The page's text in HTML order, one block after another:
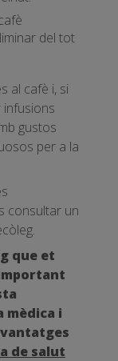
del tot
al cafè i, si
gustos
per a la
consultar un
que et
mèdica i
de salut